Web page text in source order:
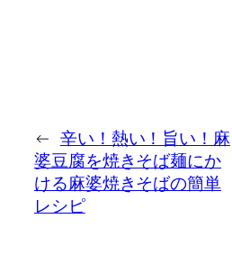
← 辛い！熱い！旨い！麻
婆豆腐を焼きそば麺にか
ける麻婆焼きそばの簡単
レシピ